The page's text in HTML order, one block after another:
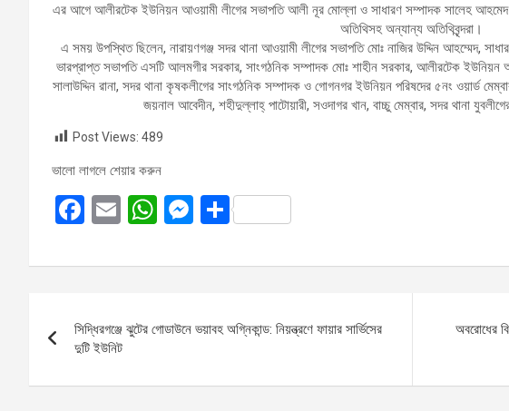
এর আগে আলীরটেক ইউনিয়ন আওয়ামী লীগের সভাপতি আলী নূর মোল্লা ও সাধারণ সম্পাদক সালেহ আহমেদ
অতিথিসহ অন্যান্য অতিথিবৃন্দরা।
এ সময় উপস্থিত ছিলেন, নারায়ণগঞ্জ সদর থানা আওয়ামী লীগের সভাপতি মোঃ নাজির উদ্দিন আহম্মেদ,
ভারপ্রাপ্ত সভাপতি এসটি আলমগীর সরকার, সাংগঠনিক সম্পাদক মোঃ শাহীন সরকার, আলীরটেক ইউনিয়ন
সালাউদ্দিন রানা, সদর থানা কৃষকলীগের সাংগঠনিক সম্পাদক ও গোগনগর ইউনিয়ন পরিষদের ৫নং ওয়ার্ড
জয়নাল আবেদীন, শহীদুল্লাহ্ পাটোয়ারী, সওদাগর খান, বাচ্চু মেম্বার, সদর থানা
Post Views: 489
ভালো লাগলে শেয়ার করুন
F
ce
o
o
k
E
ail
W
at
A
p
M
se
g
S
ar
navigation
সিদ্ধিরগঞ্জে ঝুটের গোডাউনে ভয়াবহ অগ্নিকান্ড: নিয়ন্ত্রণে ফায়ার সার্ভিসের
দুটি ইউনিট
অবরোধের